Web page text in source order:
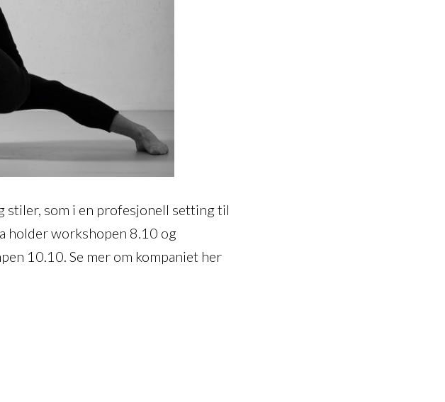
stiler, som i en profesjonell setting til
holder workshopen 8.10 og
10.10. Se mer om kompaniet her